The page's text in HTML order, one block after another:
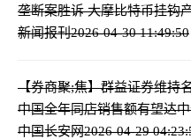
垄断案胜诉 大摩比特币挂钩
新闻报刊2026-04-30 11:49:50
【券商聚;焦】群益证券维持
中国全年同店销售额有望达
中国长安网2026-04-29